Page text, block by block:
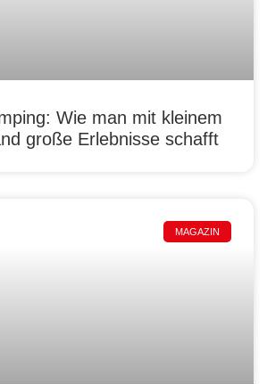
Wie man mit kleinem
große Erlebnisse schafft
MAGAZIN